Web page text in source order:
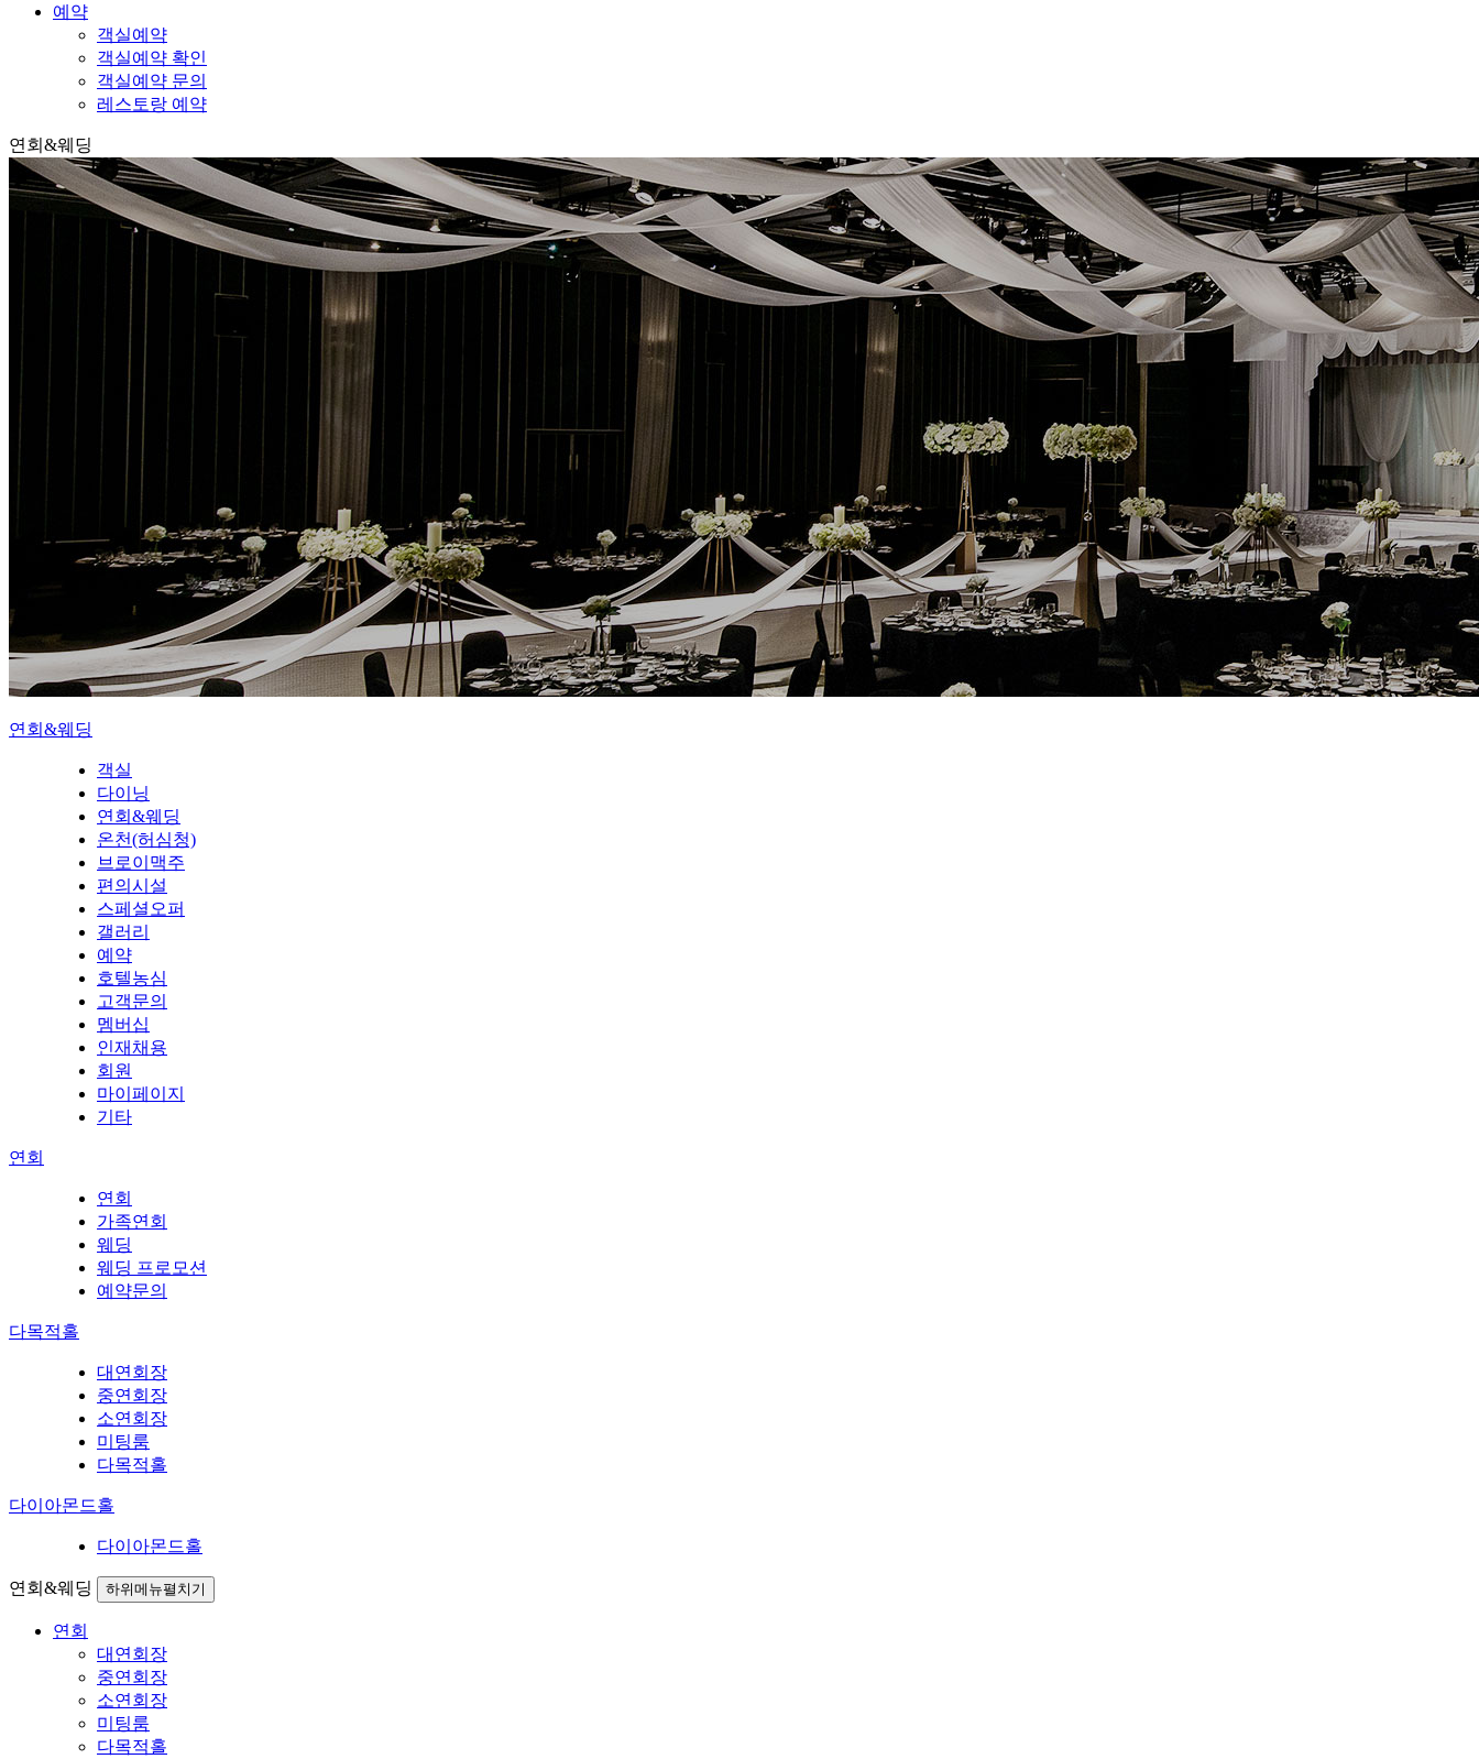
예약
객실예약
객실예약 확인
객실예약 문의
레스토랑 예약
연회&웨딩
연회&웨딩
객실
다이닝
연회&웨딩
온천(허심청)
브로이맥주
편의시설
스페셜오퍼
갤러리
예약
호텔농심
고객문의
멤버십
인재채용
회원
마이페이지
기타
연회
연회
가족연회
웨딩
웨딩 프로모션
예약문의
다목적홀
대연회장
중연회장
소연회장
미팅룸
다목적홀
다이아몬드홀
다이아몬드홀
연회&웨딩 하위메뉴펼치기
연회
대연회장
중연회장
소연회장
미팅룸
다목적홀